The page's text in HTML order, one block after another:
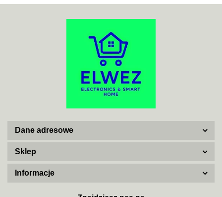
ACO
ADATA
Dane adresowe
Sklep
Informacje